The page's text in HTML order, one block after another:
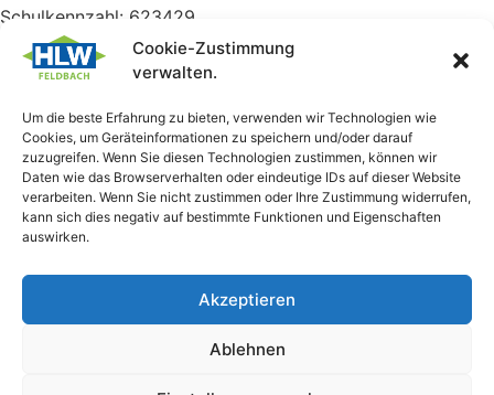
Cookie-Zustimmung
verwalten.
Um die beste Erfahrung zu bieten, verwenden wir Technologien wie
Cookies, um Geräteinformationen zu speichern und/oder darauf
zuzugreifen. Wenn Sie diesen Technologien zustimmen, können wir
Daten wie das Browserverhalten oder eindeutige IDs auf dieser Website
verarbeiten. Wenn Sie nicht zustimmen oder Ihre Zustimmung widerrufen,
kann sich dies negativ auf bestimmte Funktionen und Eigenschaften
auswirken.
Akzeptieren
Ablehnen
Schulkennzahl: 623429
Ausbildungsangebot
Lebensmittelentwicklung und Management (LEBMA)- das
Food-Lab
Gesundheits- und Sozialmanagement (GSUND)- das
Smartcare-Business